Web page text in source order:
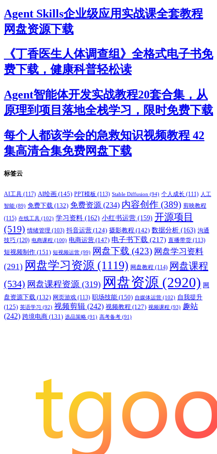
Agent Skills企业级应用实战课全套教程
网盘资源下载
《丁香医生人体调查组》全格式电子书免
费下载，健康科普轻松读
Agent智能体开发实战教程20套合集，从
原理到项目落地全栈学习，限时免费下载
每个人都该学会的急救知识视频教程 42
集高清合集免费网盘下载
标签云
AI工具 (117) AI绘画 (145) PPT模板 (113) Stable Diffusion (94) 个人成长 (111) 人工
智能 (89) 免费下载 (132) 免费资源 (234) 内容创作 (389) 剪映教程
(115) 在线工具 (102) 学习资料 (162) 小红书运营 (159) 开源项目
(519) 情绪管理 (103) 抖音运营 (124) 摄影教程 (142) 数据分析 (163) 沟通
技巧 (120) 电商课程 (100) 电商运营 (147) 电子书下载 (217) 直播带货 (113)
短视频制作 (151) 短视频运营 (99) 网盘下载 (423) 网盘学习资料
(291) 网盘学习资源 (1119) 网盘教程 (114) 网盘课程
(534) 网盘课程资源 (319) 网盘资源 (2920) 网
盘资源下载 (132) 网页游戏 (113) 职场技能 (150) 自媒体运营 (102) 自我提升
(125) 英语学习 (92) 视频剪辑 (242) 视频教程 (127) 视频课程 (93) 趣站
(242) 跨境电商 (131) 选品策略 (91) 高考备考 (91)